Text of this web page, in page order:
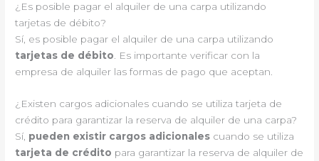
¿Es posible pagar el alquiler de una carpa utilizando
tarjetas de débito?
Sí, es posible pagar el alquiler de una carpa utilizando
tarjetas de débito . Es importante verificar con la
empresa de alquiler las formas de pago que aceptan.
¿Existen cargos adicionales cuando se utiliza tarjeta de
crédito para garantizar la reserva de alquiler de una carpa?
Sí, pueden existir cargos adicionales cuando se utiliza
tarjeta de crédito para garantizar la reserva de alquiler de